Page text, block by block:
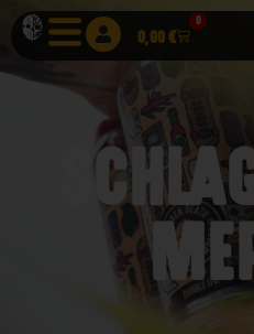
0,00€
0